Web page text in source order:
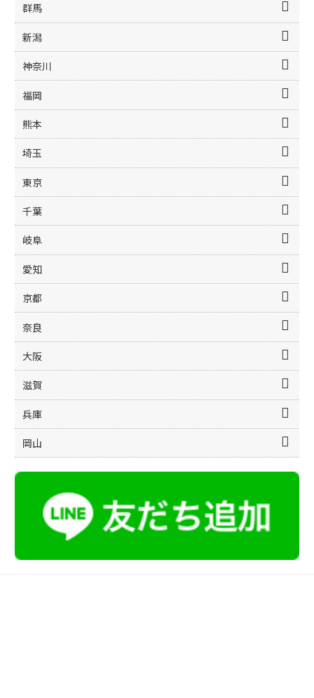
群馬
新潟
神奈川
福岡
熊本
埼玉
東京
千葉
岐阜
愛知
京都
奈良
大阪
滋賀
兵庫
岡山